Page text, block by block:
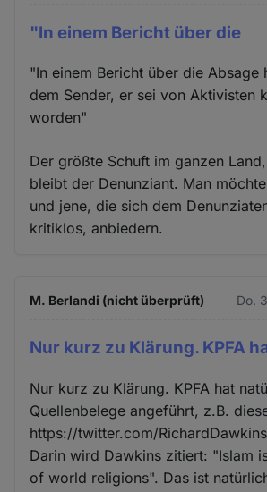
"In einem Bericht über die
"In einem Bericht über die Absage
dem Sender, er sei von Aktivisten
worden"
Der größte Schuft im ganzen
bleibt der Denunziant. Man
und jene, die sich dem
kritiklos, anbiedern.
M. Berlandi (nicht überprüft) Do.
Nur kurz zu Klärung. KPFA
Nur kurz zu Klärung. KPFA hat
Quellenbelege angeführt, z.B.
https://twitter.com/
Darin wird Dawkins zitiert: "Islam
of world religions". Das ist